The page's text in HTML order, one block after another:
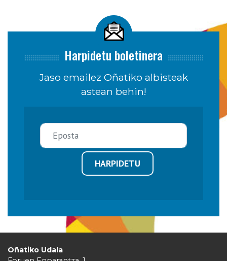
Harpidetu boletinera
Jaso emailez Oñatiko albisteak
astean behin!
HARPIDETU
Oñatiko Udala